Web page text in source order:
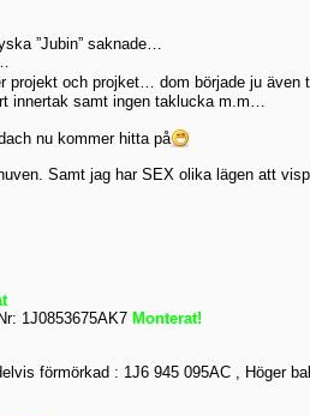
”Jubin” saknade…
och projket… dom började ju även
innertak samt ingen taklucka m.m…
nu kommer hitta på
Samt jag har SEX olika lägen att
1J0853675AK7 Monterat!
förmörkad : 1J6 945 095AC , Höger